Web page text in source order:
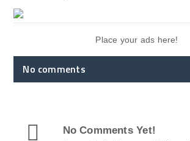
Place your ads here!
No comments
No Comments Yet!